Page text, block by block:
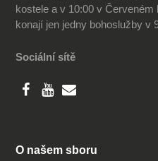
kostele a v 10:00 v
konají jen jedny bohoslužby v
Sociální sítě
O našem sboru